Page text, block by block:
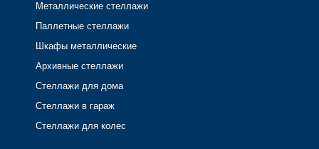
Металлические стеллажи
Паллетные стеллажи
Шкафы металлические
Архивные стеллажи
Стеллажи для дома
Стеллажи в гараж
Стеллажи для колес